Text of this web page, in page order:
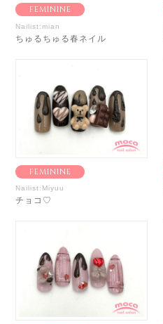
FEMININE
Nailist:mian
ちゅるちゅる春ネイル
FEMININE
Nailist:Miyuu
チョコ♡